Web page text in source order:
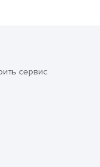
сервис